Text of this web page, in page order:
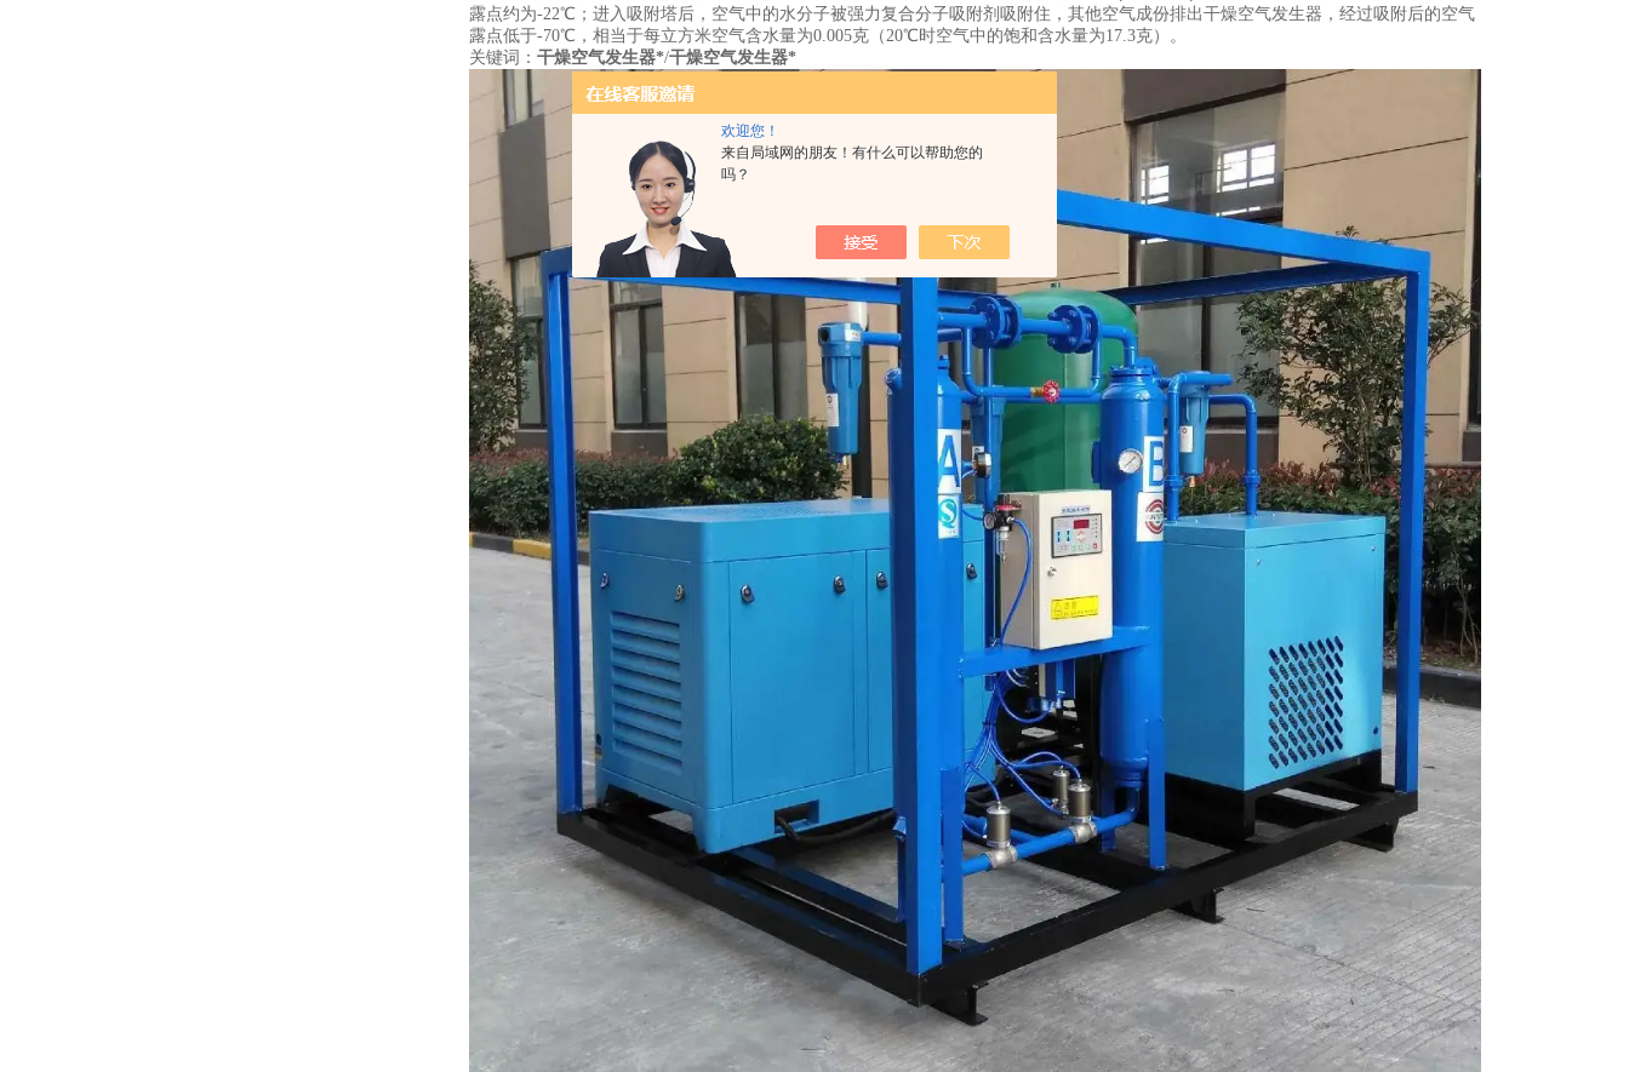
欢迎您！
来自局域网的朋友！有什么可以帮助您的
吗？
露点约为-22℃；进入吸附塔后，空气中的水分子被强力复合分子吸附剂吸附住，其他空气成份排出干燥空气发生器，经过吸附后的空气
露点低于-70℃，相当于每立方米空气含水量为0.005克（20℃时空气中的饱和含水量为17.3克）。
关键词： 干燥空气发生器*/干燥空气发生器*